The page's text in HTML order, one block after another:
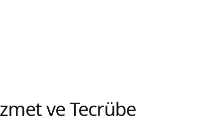
ve Tecrübe